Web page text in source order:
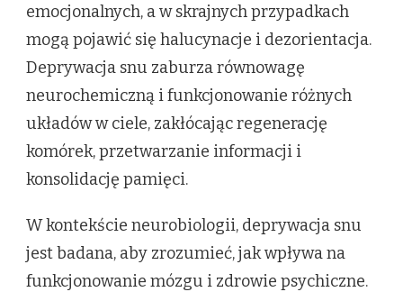
emocjonalnych, a w skrajnych przypadkach
mogą pojawić się halucynacje i dezorientacja.
Deprywacja snu zaburza równowagę
neurochemiczną i funkcjonowanie różnych
układów w ciele, zakłócając regenerację
komórek, przetwarzanie informacji i
konsolidację pamięci.
W kontekście neurobiologii, deprywacja snu
jest badana, aby zrozumieć, jak wpływa na
funkcjonowanie mózgu i zdrowie psychiczne.